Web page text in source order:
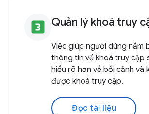
looks_3 Quản lý khoá truy
Việc giúp người dùng nắm
thông tin về khoá truy cập
hiểu rõ hơn về bối cảnh và
được khoá truy cập.
Đọc tài liệu